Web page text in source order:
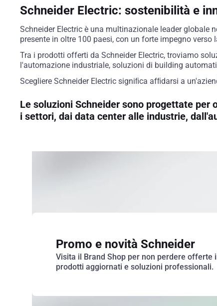
Schneider Electric: sostenibilità e
Schneider Electric è una multinazionale leader globale
presente in oltre 100 paesi, con un forte impegno
Tra i prodotti offerti da Schneider Electric, troviamo
l'automazione industriale, soluzioni di building
Scegliere Schneider Electric signiﬁca afﬁdarsi a
Le soluzioni Schneider sono progettate
i settori, dai data center alle industrie,
Promo e novità Schneider
Visita il Brand Shop per non perdere offerte
prodotti aggiornati e soluzioni professionali.